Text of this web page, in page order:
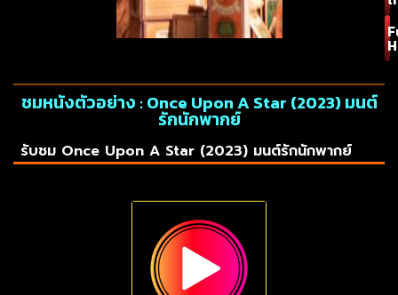
ชมหนังตัวอย่าง : Once Upon A Star (2023) มนต์
รักนักพากย์
รับชม Once Upon A Star (2023) มนต์รักนักพากย์